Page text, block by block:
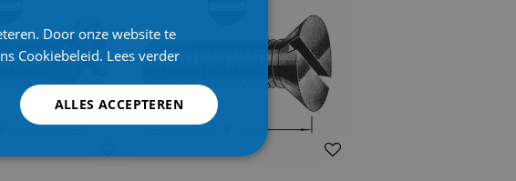
Door onze website te
Cookiebeleid. Lees verder
ALLES ACCEPTEREN